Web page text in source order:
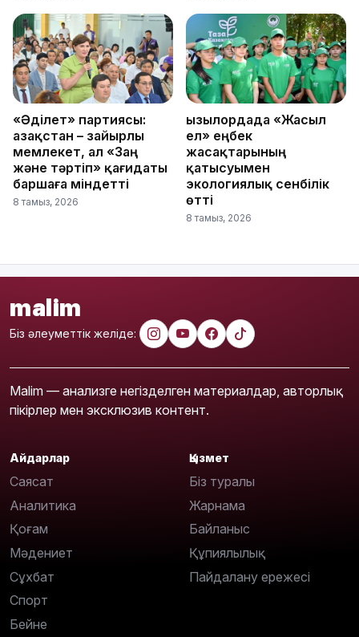
«Әділет» партиясы:
Қазақстан – зайырлы
мемлекет, ал «Заң
және тәртіп» қағидаты
баршаға міндетті
8 тамыз, 2026
Қызылордада «Жасыл
ел» еңбек
жасақтарының
қатысуымен
экологиялық сенбілік
өтті
8 тамыз, 2026
malim
Біз әлеуметтік желіде:
Malim — анализге негізделген материалдар, авторлық
пікірлер мен эксклюзив контент.
Айдарлар
Саясат
Аналитика
Қоғам
Мәдениет
Сұхбат
Спорт
Бейне
Қызмет
Біз туралы
Жарнама
Байланыс
Құпиялылық
Пайдалану ережесі